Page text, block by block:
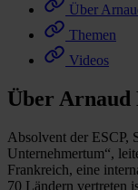
Über
Themen
Videos
Über
Absolvent der ESCP,
Unternehmertum“,
Frankreich, eine
70 Ländern vertreten